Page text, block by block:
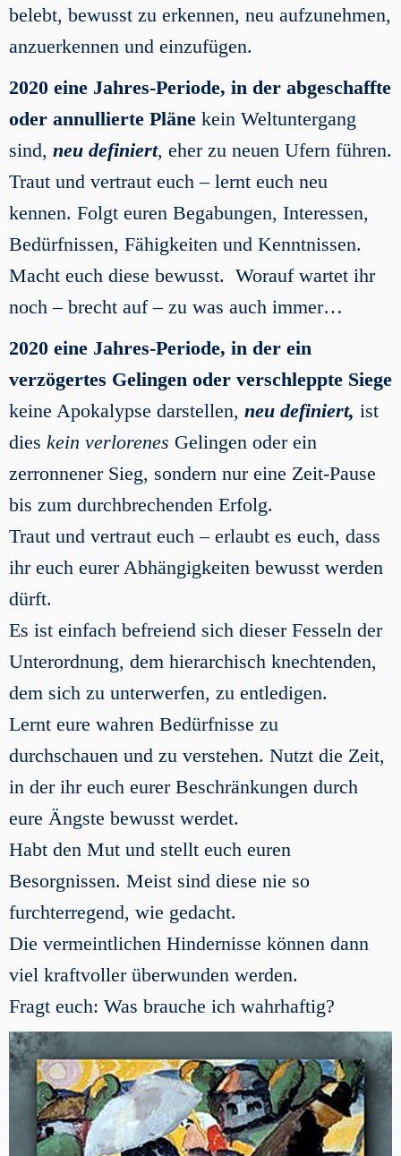
belebt, bewusst zu erkennen, neu aufzunehmen,
anzuerkennen und einzufügen.
2020 eine Jahres-Periode, in der abgeschaffte
oder annullierte Pläne kein Weltuntergang
sind, neu definiert, eher zu neuen Ufern führen.
Traut und vertraut euch – lernt euch neu
kennen. Folgt euren Begabungen, Interessen,
Bedürfnissen, Fähigkeiten und Kenntnissen.
Macht euch diese bewusst. Worauf wartet ihr
noch – brecht auf – zu was auch immer…
2020 eine Jahres-Periode, in der ein
verzögertes Gelingen oder verschleppte Siege
keine Apokalypse darstellen, neu definiert, ist
dies kein verlorenes Gelingen oder ein
zerronnener Sieg, sondern nur eine Zeit-Pause
bis zum durchbrechenden Erfolg.
Traut und vertraut euch – erlaubt es euch, dass
ihr euch eurer Abhängigkeiten bewusst werden
dürft.
Es ist einfach befreiend sich dieser Fesseln der
Unterordnung, dem hierarchisch knechtenden,
dem sich zu unterwerfen, zu entledigen.
Lernt eure wahren Bedürfnisse zu
durchschauen und zu verstehen. Nutzt die Zeit,
in der ihr euch eurer Beschränkungen durch
eure Ängste bewusst werdet.
Habt den Mut und stellt euch euren
Besorgnissen. Meist sind diese nie so
furchterregend, wie gedacht.
Die vermeintlichen Hindernisse können dann
viel kraftvoller überwunden werden.
Fragt euch: Was brauche ich wahrhaftig?